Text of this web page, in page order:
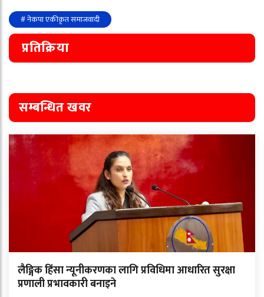
# नेकपा एकीकृत समाजवादी
प्रतिक्रिया
सम्बन्धित खवर
लैङ्गिक हिंसा न्यूनीकरणका लागि प्रविधिमा आधारित सुरक्षा
प्रणाली प्रभावकारी बनाइने